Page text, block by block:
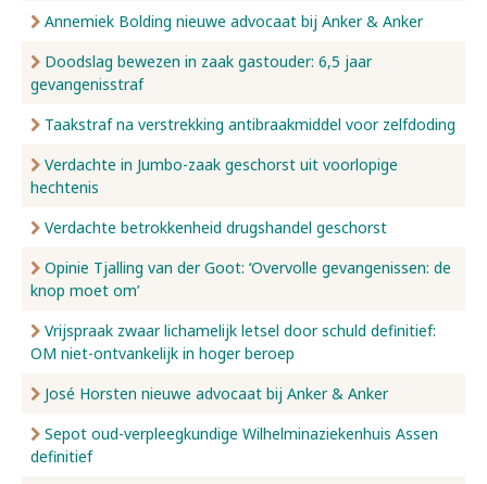
Annemiek Bolding nieuwe advocaat bij Anker & Anker
Doodslag bewezen in zaak gastouder: 6,5 jaar
gevangenisstraf
Taakstraf na verstrekking antibraakmiddel voor zelfdoding
Verdachte in Jumbo-zaak geschorst uit voorlopige
hechtenis
Verdachte betrokkenheid drugshandel geschorst
Opinie Tjalling van der Goot: ‘Overvolle gevangenissen: de
knop moet om’
Vrijspraak zwaar lichamelijk letsel door schuld definitief:
OM niet-ontvankelijk in hoger beroep
José Horsten nieuwe advocaat bij Anker & Anker
Sepot oud-verpleegkundige Wilhelminaziekenhuis Assen
definitief